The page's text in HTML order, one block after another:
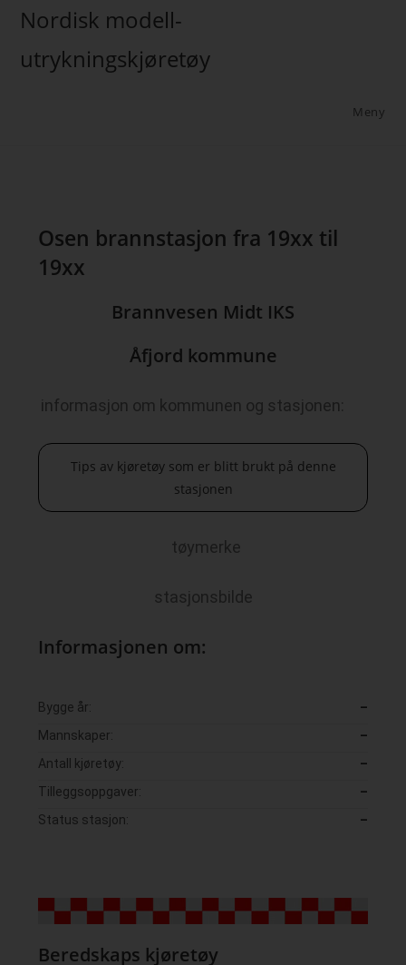
Nordisk modell-
utrykningskjøretøy
Meny
Osen brannstasjon fra 19xx til
19xx
Brannvesen Midt IKS
Åfjord kommune
informasjon om kommunen og stasjonen:
Tips av kjøretøy som er blitt brukt på denne
stasjonen
tøymerke
stasjonsbilde
Informasjonen om:
Bygge år:
–
Mannskaper:
–
Antall kjøretøy:
–
Tilleggsoppgaver:
–
Status stasjon:
–
Beredskaps kjøretøy